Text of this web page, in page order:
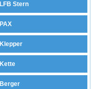
LFB Stern
PAX
Klepper
Kette
Berger